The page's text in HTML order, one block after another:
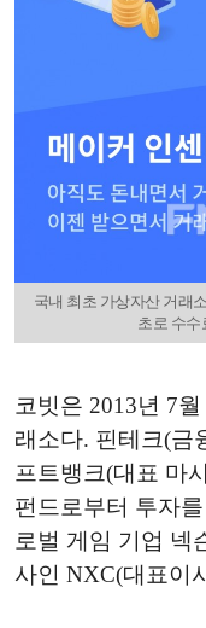
국내 최초 가상자산 거래
초로 수수
코빗은 2013년 7
래소다. 핀테크(금
프트뱅크(대표 마
펀드로부터 투자
로벌 게임 기업 넥
사인 NXC(대표이